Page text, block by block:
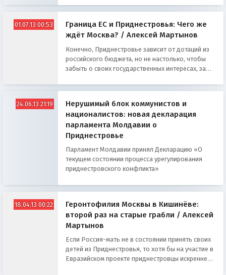
01.07.13 00:53
Граница ЕС и Приднестровья: Чего же
ждёт Москва? / Алексей Мартынов
Конечно, Приднестровье зависит от дотаций из
российского бюджета, но не настолько, чтобы
забыть о своих государственных интересах, за
24.06.13 21:19
Нерушимый блок коммунистов и
националистов: новая декларация
парламента Молдавии о
Приднестровье
Парламент Молдавии принял Декларацию «О
текущем состоянии процесса урегулирования
приднестровского конфликта»
18.04.13 00:22
Геронтофилия Москвы в Кишинёве:
второй раз на старые грабли / Алексей
Мартынов
Если Россия-мать не в состоянии принять своих
детей из Приднестровья, то хотя бы на участие в
Евразийском проекте приднестровцы искренне